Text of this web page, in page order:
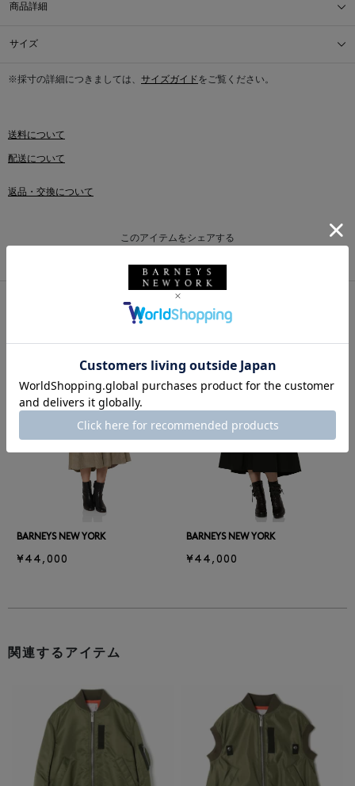
商品詳細
サイズ
※採寸の詳細につきましては、 サイズガイドをご覧ください。
送料について
配送について
返品・交換について
このアイテムをシェアする
BARNEYS NEW YORK
¥44,000
BARNEYS NEW YORK
¥44,000
関連するアイテム